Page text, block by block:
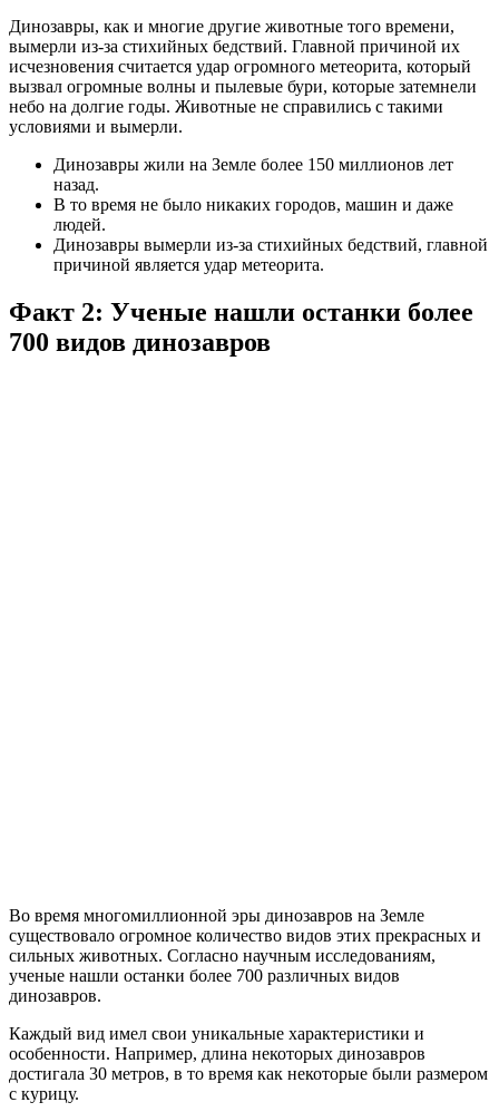
Динозавры, как и многие другие животные того времени,
вымерли из-за стихийных бедствий. Главной причиной их
исчезновения считается удар огромного метеорита, который
вызвал огромные волны и пылевые бури, которые затемнели
небо на долгие годы. Животные не справились с такими
условиями и вымерли.
Динозавры жили на Земле более 150 миллионов лет
назад.
В то время не было никаких городов, машин и даже
людей.
Динозавры вымерли из-за стихийных бедствий, главной
причиной является удар метеорита.
Факт 2: Ученые нашли останки более
700 видов динозавров
Во время многомиллионной эры динозавров на Земле
существовало огромное количество видов этих прекрасных и
сильных животных. Согласно научным исследованиям,
ученые нашли останки более 700 различных видов
динозавров.
Каждый вид имел свои уникальные характеристики и
особенности. Например, длина некоторых динозавров
достигала 30 метров, в то время как некоторые были размером
с курицу.